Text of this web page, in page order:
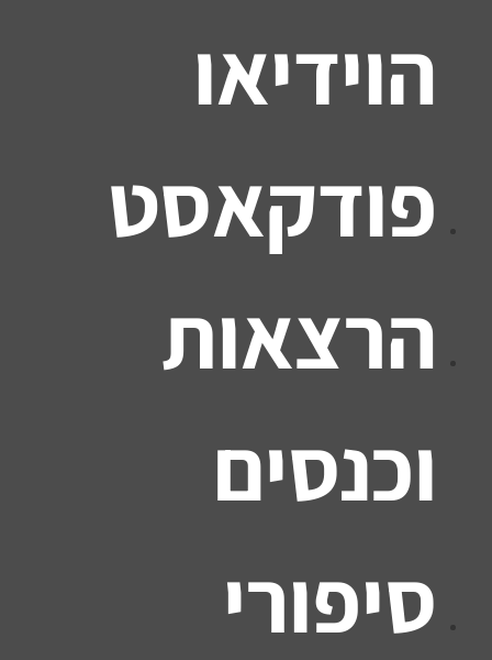
הוידיאו
פודקאסט
הרצאות
וכנסים
סיפורי